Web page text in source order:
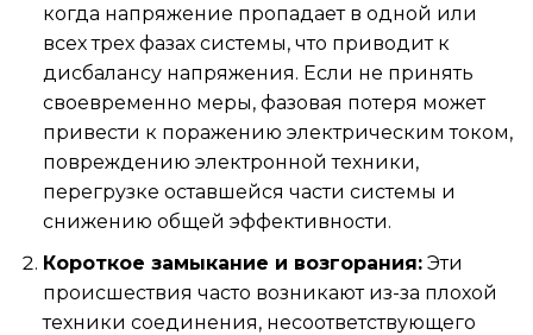
когда напряжение пропадает в одной или
всех трех фазах системы, что приводит к
дисбалансу напряжения. Если не принять
своевременно меры, фазовая потеря может
привести к поражению электрическим током,
повреждению электронной техники,
перегрузке оставшейся части системы и
снижению общей эффективности.
Короткое замыкание и возгорания:Эти
происшествия часто возникают из-за плохой
техники соединения, несоответствующего